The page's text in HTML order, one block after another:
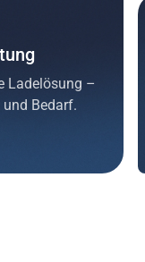
Ladelösung –
Bedarf.